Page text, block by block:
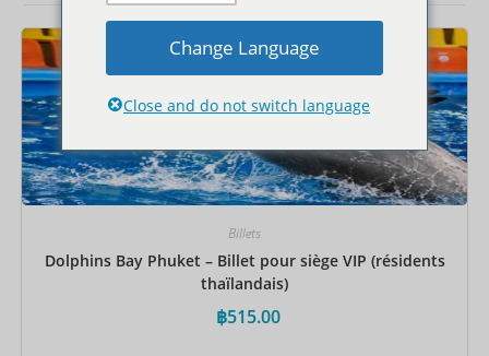
Billets
Dolphins Bay Phuket – Billet pour siège VIP (résidents
thaïlandais)
฿515.00
Change Language
Close and do not switch language